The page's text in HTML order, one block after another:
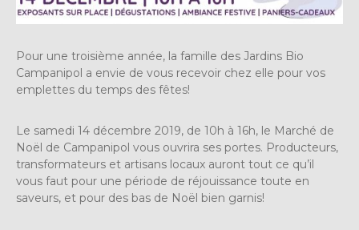
Pour une troisième année, la famille des Jardins Bio
Campanipol a envie de vous recevoir chez elle pour vos
emplettes du temps des fêtes!
Le samedi 14 décembre 2019, de 10h à 16h, le Marché de
Noël de Campanipol vous ouvrira ses portes. Producteurs,
transformateurs et artisans locaux auront tout ce qu’il
vous faut pour une période de réjouissance toute en
saveurs, et pour des bas de Noël bien garnis!